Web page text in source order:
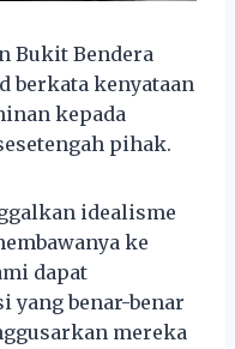
Bukit Bendera
berkata kenyataan
kepada
pihak.
idealisme
ke
dapat
yang benar-benar
mereka